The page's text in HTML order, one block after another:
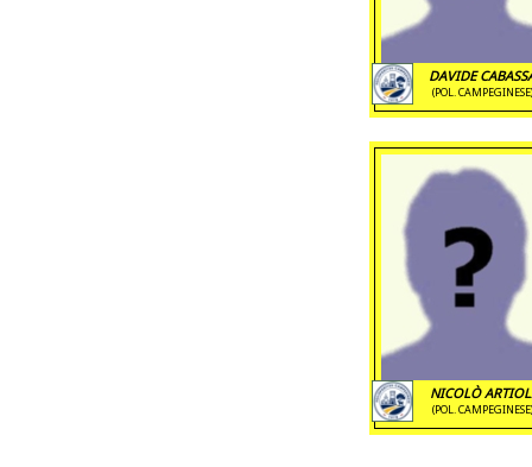
DAVIDE
(POL. CAMPEGINESE)
NICOLÒ
(POL. CAMPEGINESE)